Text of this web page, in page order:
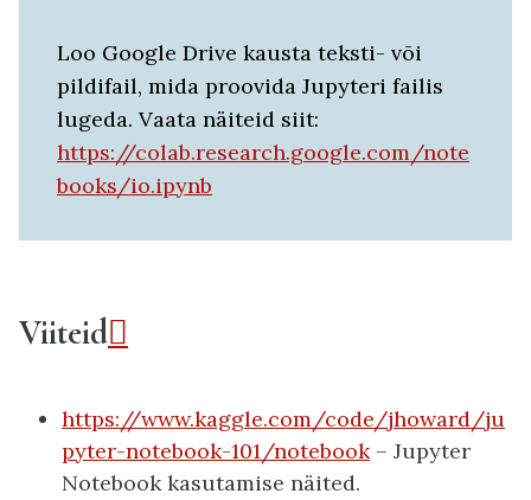
Loo Google Drive kausta teksti- või
pildifail, mida proovida Jupyteri failis
lugeda. Vaata näiteid siit:
https://colab.research.google.com/note
books/io.ipynb
Viiteid
https://www.kaggle.com/code/jhoward/ju
pyter-notebook-101/notebook – Jupyter
Notebook kasutamise näited.